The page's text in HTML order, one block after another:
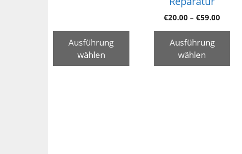
Ausführung
wählen
€20.00 –€59.00
Ausführung
wählen